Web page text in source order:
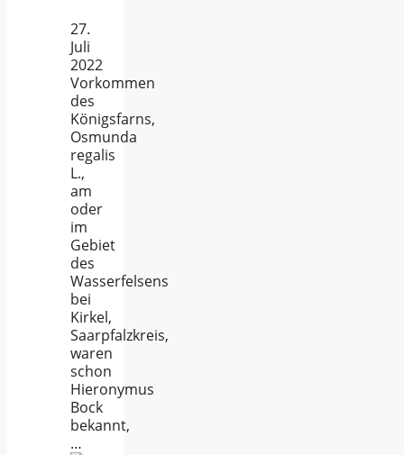
27.
Juli
2022
Vorkommen
des
Königsfarns,
Osmunda
regalis
L.,
am
oder
im
Gebiet
des
Wasserfelsens
bei
Kirkel,
Saarpfalzkreis,
waren
schon
Hieronymus
Bock
bekannt,
…